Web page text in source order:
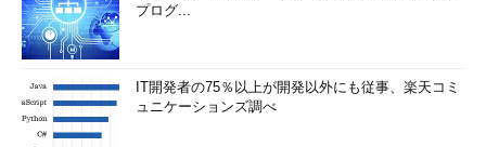
プログ...
IT開発者の75％以上が開発以外にも従事、楽天コミ
ュニケーションズ調べ